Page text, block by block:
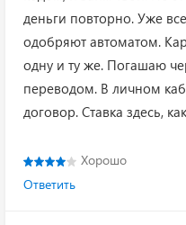
деньги повторно. Уже
одобряют автоматом.
одну и ту же. Погашаю
переводом. В личном
договор. Ставка здесь,
Хорошо
Ответить